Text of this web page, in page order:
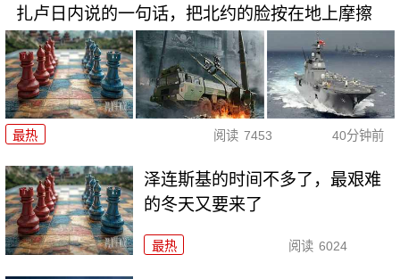
扎卢日内说的一句话，把北约的脸按在地上摩擦
最热 阅读 7453 40分钟前
泽连斯基的时间不多了，最艰难
的冬天又要来了
最热 阅读 6024